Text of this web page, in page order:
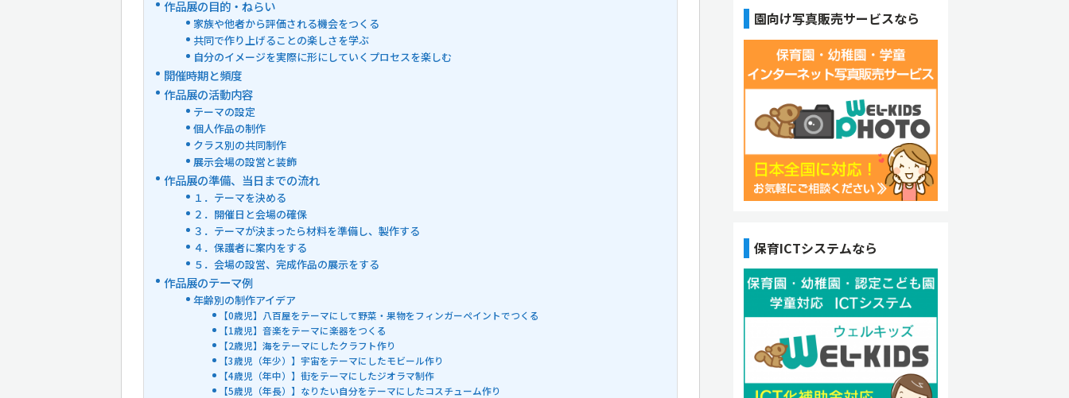
作品展の目的・ねらい
家族や他者から評価される機会をつくる
共同で作り上げることの楽しさを学ぶ
自分のイメージを実際に形にしていくプロセスを楽しむ
開催時期と頻度
作品展の活動内容
テーマの設定
個人作品の制作
クラス別の共同制作
展示会場の設営と装飾
作品展の準備、当日までの流れ
１．テーマを決める
２．開催日と会場の確保
３．テーマが決まったら材料を準備し、製作する
４．保護者に案内をする
５．会場の設営、完成作品の展示をする
作品展のテーマ例
年齢別の制作アイデア
【0歳児】八百屋をテーマにして野菜・果物をフィンガーペイントでつくる
【1歳児】音楽をテーマに楽器をつくる
【2歳児】海をテーマにしたクラフト作り
【3歳児（年少）】宇宙をテーマにしたモビール作り
【4歳児（年中）】街をテーマにしたジオラマ制作
【5歳児（年長）】なりたい自分をテーマにしたコスチューム作り
園向け写真販売サービスなら
保育ICTシステムなら